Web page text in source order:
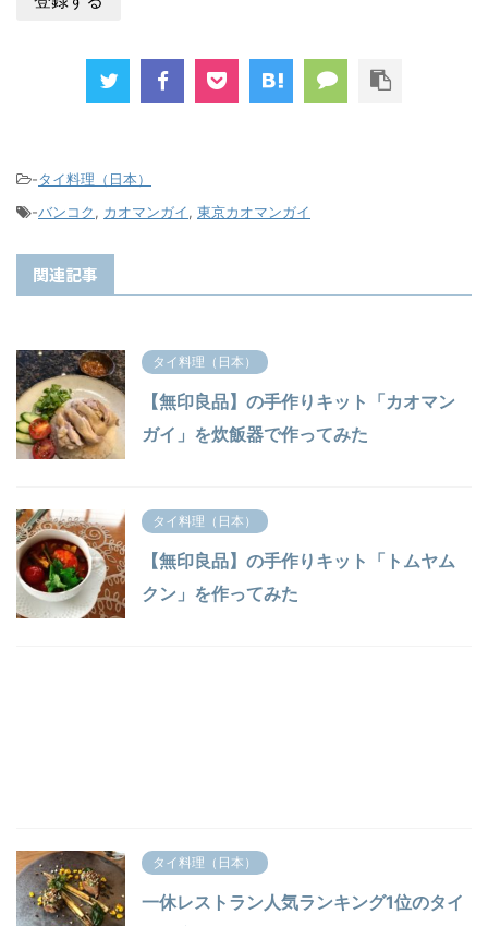
-タイ料理（日本）
-バンコク, カオマンガイ, 東京カオマンガイ
関連記事
タイ料理（日本）
【無印良品】の手作りキット「カオマン
ガイ」を炊飯器で作ってみた
タイ料理（日本）
【無印良品】の手作りキット「トムヤム
クン」を作ってみた
タイ料理（日本）
一休レストラン人気ランキング1位のタイ